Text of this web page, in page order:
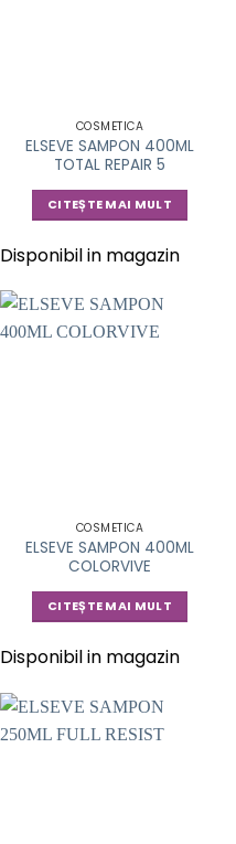
COSMETICA
ELSEVE SAMPON 400ML
TOTAL REPAIR 5
CITEȘTE MAI MULT
Disponibil in magazin
COSMETICA
ELSEVE SAMPON 400ML
COLORVIVE
CITEȘTE MAI MULT
Disponibil in magazin